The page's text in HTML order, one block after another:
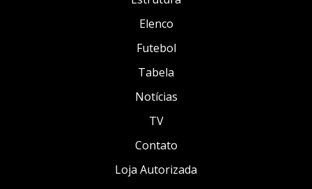
Elenco
Futebol
Tabela
Notícias
TV
Contato
Loja Autorizada